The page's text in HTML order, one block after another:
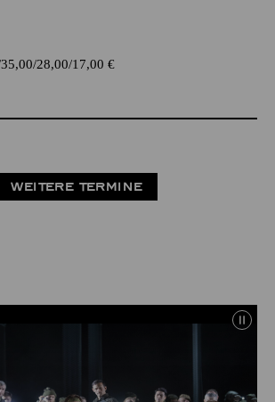
35,00 28,00 17,00 €
WEITERE TERMINE